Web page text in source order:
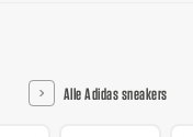
Alle Adidas sneakers